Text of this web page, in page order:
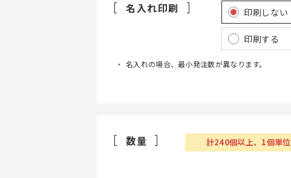
名入れ印刷 印刷しない
印刷する
名入れの場合、最小発注数が異なります。
数量 計240個以上、 1個単位